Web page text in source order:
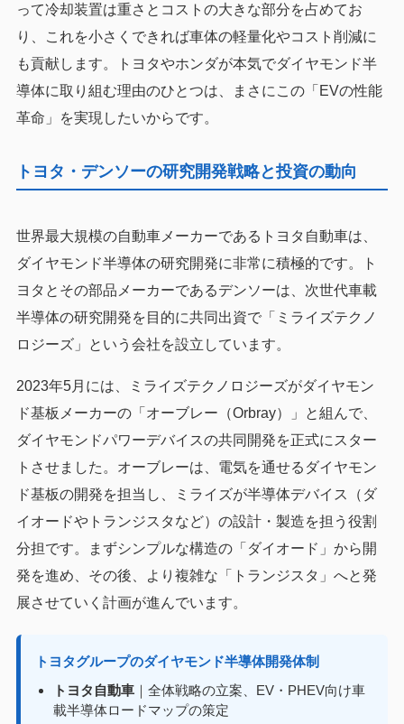
って冷却装置は重さとコストの大きな部分を占めてお
り、これを小さくできれば車体の軽量化やコスト削減に
も貢献します。トヨタやホンダが本気でダイヤモンド半
導体に取り組む理由のひとつは、まさにこの「EVの性能
革命」を実現したいからです。
トヨタ・デンソーの研究開発戦略と投資の動向
世界最大規模の自動車メーカーであるトヨタ自動車は、
ダイヤモンド半導体の研究開発に非常に積極的です。ト
ヨタとその部品メーカーであるデンソーは、次世代車載
半導体の研究開発を目的に共同出資で「ミライズテクノ
ロジーズ」という会社を設立しています。
2023年5月には、ミライズテクノロジーズがダイヤモン
ド基板メーカーの「オーブレー（Orbray）」と組んで、
ダイヤモンドパワーデバイスの共同開発を正式にスター
トさせました。オーブレーは、電気を通せるダイヤモン
ド基板の開発を担当し、ミライズが半導体デバイス（ダ
イオードやトランジスタなど）の設計・製造を担う役割
分担です。まずシンプルな構造の「ダイオード」から開
発を進め、その後、より複雑な「トランジスタ」へと発
展させていく計画が進んでいます。
トヨタグループのダイヤモンド半導体開発体制
トヨタ自動車｜全体戦略の立案、EV・PHEV向け車
載半導体ロードマップの策定